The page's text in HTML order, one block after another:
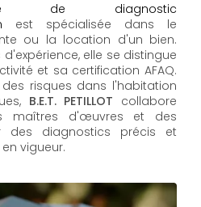
de diagnostic
est spécialisée dans le
ou la location d'un bien.
elle se distingue
et sa certification AFAQ.
risques dans l'habitation
B.E.T. PETILLOT collabore
maîtres d'œuvres et des
des diagnostics précis et
vigueur.